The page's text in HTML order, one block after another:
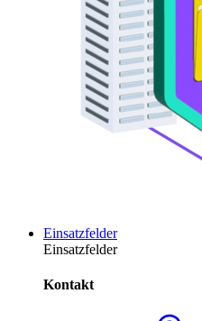
Einsatzfelder
Einsatzfelder
Kontakt